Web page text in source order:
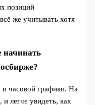
позиций
же учитывать хотя
часовой графики. На
легче увидеть, как